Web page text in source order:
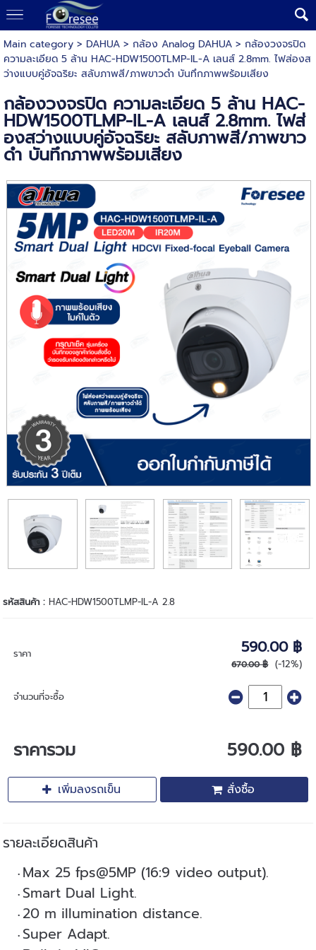
Main category> DAHUA> กล้อง Analog DAHUA> กล้องวงจรปิด
ความละเอียด 5 ล้าน HAC-HDW1500TLMP-IL-A เลนส์ 2.8mm. ไฟส่องส
ว่างแบบคู่อัจฉริยะ สลับภาพสี/ภาพขาวดำ บันทึกภาพพร้อมเสียง
กล้องวงจรปิด ความละเอียด 5 ล้าน HAC-
HDW1500TLMP-IL-A เลนส์ 2.8mm. ไฟส่
องสว่างแบบคู่อัจฉริยะ สลับภาพสี/ภาพขาว
ดำ บันทึกภาพพร้อมเสียง
รหัสสินค้า :HAC-HDW1500TLMP-IL-A 2.8
ราคา 590.00 ฿
670.00 ฿ (-12%)
จำนวนที่จะซื้อ
ราคารวม 590.00 ฿
เพิ่มลงรถเข็น สั่งซื้อ
รายละเอียดสินค้า
Max 25 fps@5MP (16:9 video output).
Smart Dual Light.
20 m illumination distance.
Super Adapt.